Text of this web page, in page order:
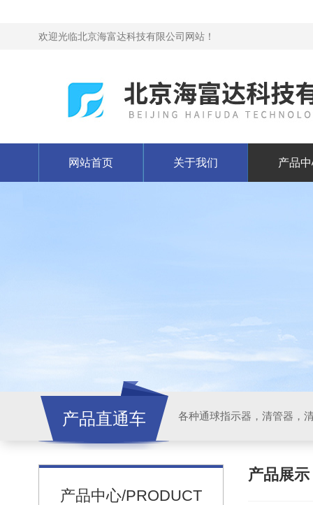
欢迎光临北京海富达科技有限公司网站！
网站首页 关于我们 产品
产品直通车 各种通球指示器，清管器，
产品中心/PRODUCT
产品展示